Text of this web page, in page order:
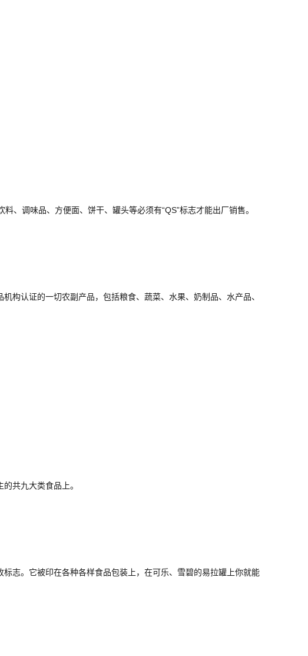
调味品、方便面、饼干、罐头等必须有“QS”标志才能出厂销售。
认证的一切农副产品，包括粮食、蔬菜、水果、奶制品、水产品、
共九大类食品上。
。它被印在各种各样食品包装上，在可乐、雪碧的易拉罐上你就能